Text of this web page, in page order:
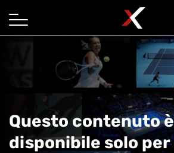
Questo contenuto è
disponibile solo